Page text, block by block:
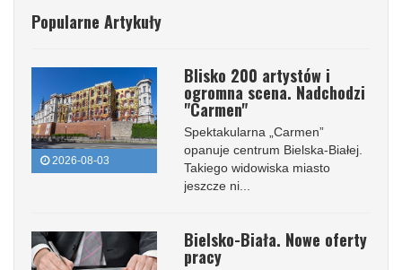
Popularne Artykuły
2026-08-03
Blisko 200 artystów i
ogromna scena. Nadchodzi
"Carmen"
Spektakularna „Carmen”
opanuje centrum Bielska-Białej.
Takiego widowiska miasto
jeszcze ni...
Bielsko-Biała. Nowe oferty
pracy